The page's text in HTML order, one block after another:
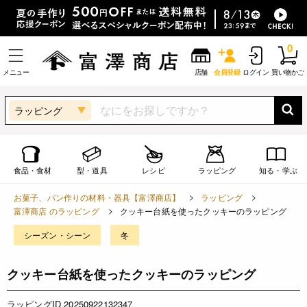
メニュー 店舗 会員登録 ログイン 買い物かご
0
ラッピング
食品・食材 型・道具 レシピ ラッピング 知る・学ぶ
お菓子、パン作りの材料・器具【富澤商店】
ラッピング
富澤商店 のラッピング
クッキー台紙を使ったクッキーのラッピング
シーズン・シーン 冬
クッキー台紙を使ったクッキーのラッピング
ラッピングID 20250922132347